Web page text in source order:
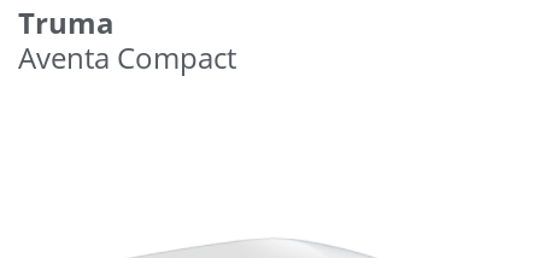
Truma
Aventa Compact